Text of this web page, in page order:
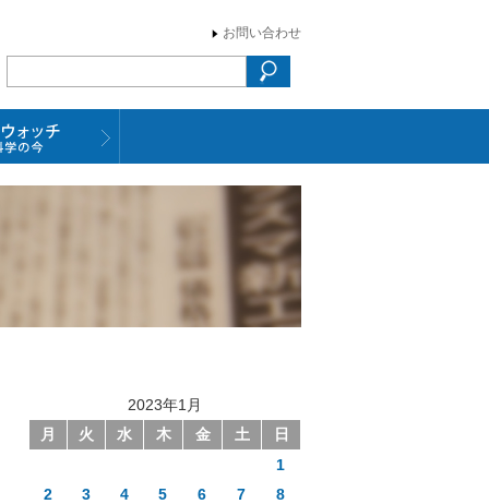
お問い合わせ
2023年1月
月
火 水 木 金 土 日
1
2
3 4 5 6 7
8